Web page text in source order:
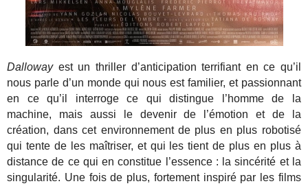
Dalloway est un thriller d’anticipation terrifiant en ce qu’il
nous parle d’un monde qui nous est familier, et passionnant
en ce qu’il interroge ce qui distingue l’homme de la
machine, mais aussi le devenir de l’émotion et de la
création, dans cet environnement de plus en plus robotisé
qui tente de les maîtriser, et qui les tient de plus en plus à
distance de ce qui en constitue l’essence : la sincérité et la
singularité. Une fois de plus, fortement inspiré par les films